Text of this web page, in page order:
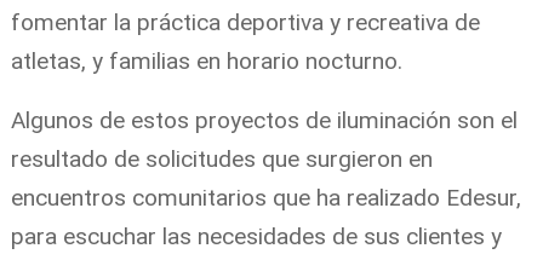
fomentar la práctica deportiva y recreativa de
atletas, y familias en horario nocturno.
Algunos de estos proyectos de iluminación son el
resultado de solicitudes que surgieron en
encuentros comunitarios que ha realizado Edesur,
para escuchar las necesidades de sus clientes y